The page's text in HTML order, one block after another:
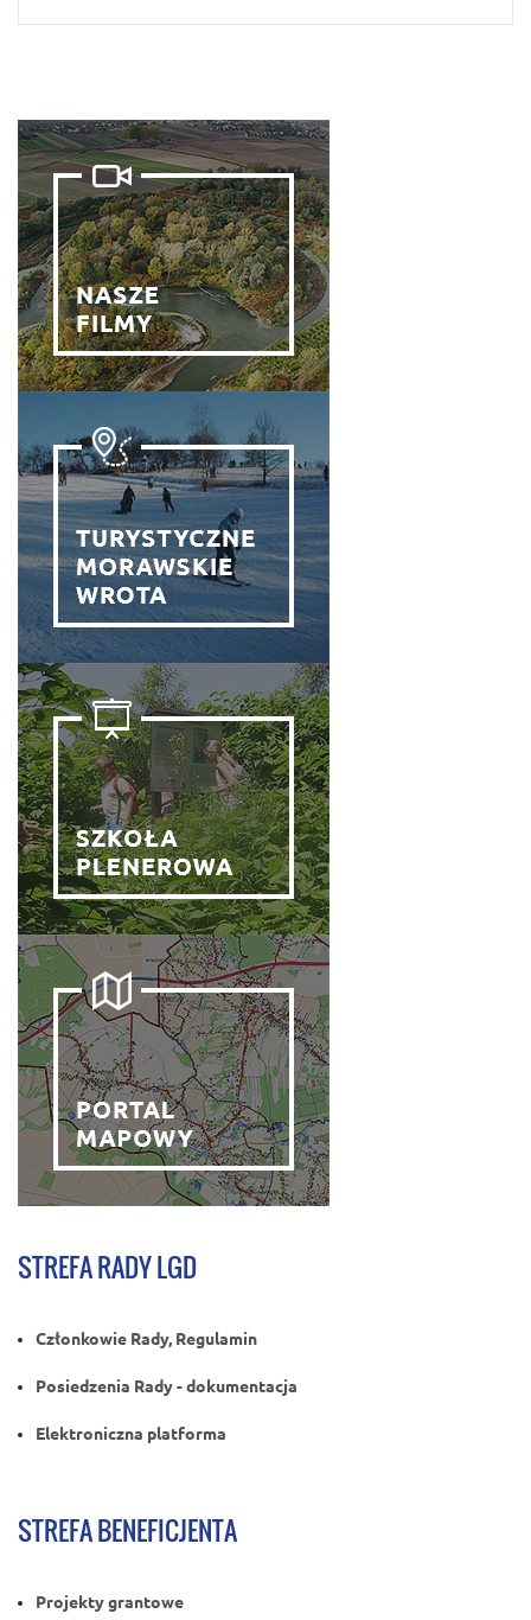
STREFA RADY LGD
Członkowie Rady, Regulamin
Posiedzenia Rady - dokumentacja
Elektroniczna platforma
STREFA BENEFICJENTA
Projekty grantowe